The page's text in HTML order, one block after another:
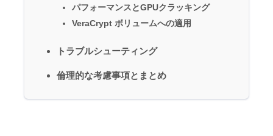
パフォーマンスとGPUクラッキング
VeraCrypt ボリュームへの適用
トラブルシューティング
倫理的な考慮事項とまとめ